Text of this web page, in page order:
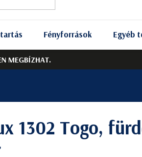
MEGBÍZHAT.
Fényforrások Egyéb
1302 Togo,